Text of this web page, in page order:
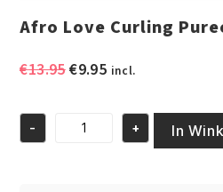
Afro Love Curling
€13.95Oorspronkelijke
€13.95.
€9.95Huidige
€9.95.
incl.
Afro
- + In